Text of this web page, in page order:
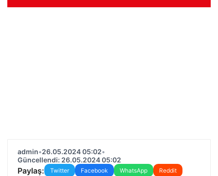
admin•26.05.2024 05:02•
Güncellendi: 26.05.2024 05:02
Paylaş: Twitter Facebook WhatsApp
Reddit